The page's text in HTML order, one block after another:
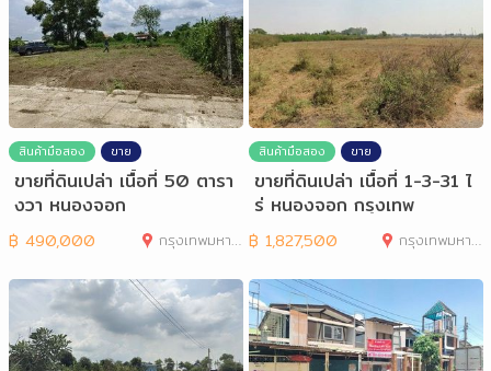
สินค้ามือสอง ขาย
ขายที่ดินเปล่า เนื้อที่ 50 ตารา
งวา หนองจอก
฿ 490,000 กรุงเทพมหานคร
สินค้ามือสอง ขาย
ขายที่ดินเปล่า เนื้อที่ 1-3-31 ไ
ร่ หนองจอก กรุงเทพ
฿ 1,827,500 กรุงเทพมหานคร